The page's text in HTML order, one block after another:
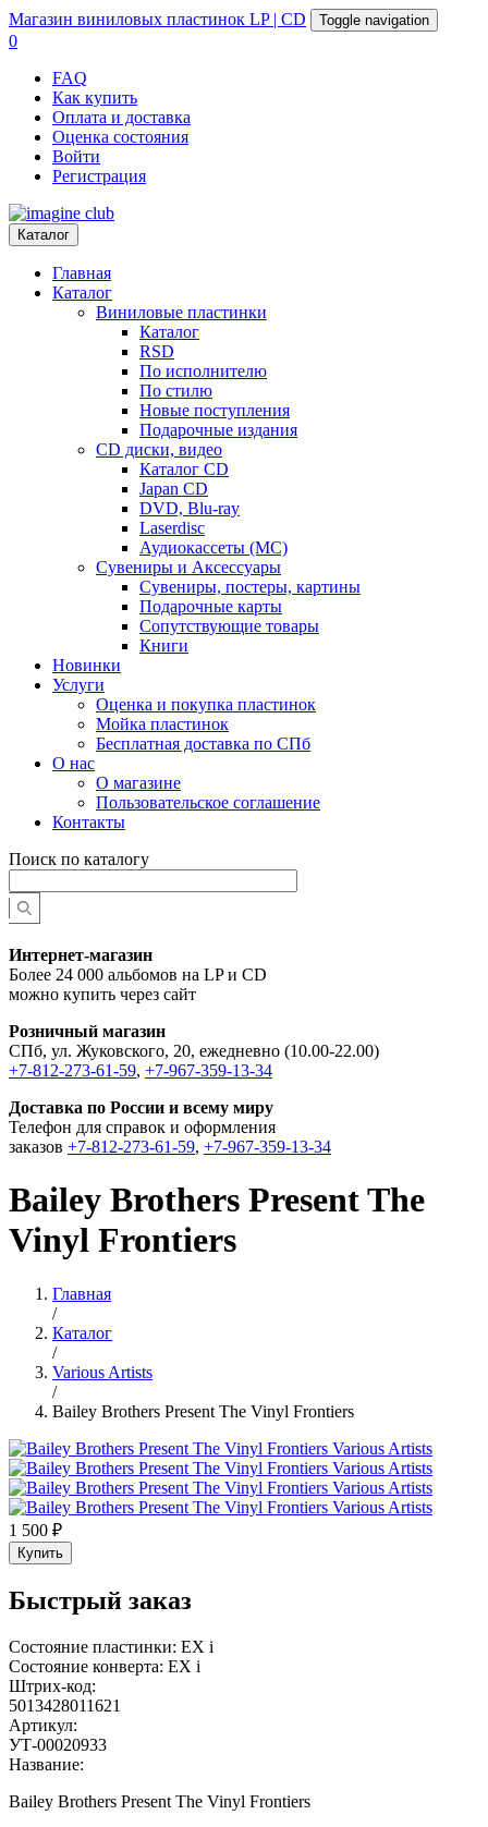
Магазин виниловых пластинок LP | CD Toggle navigation
0
FAQ
Как купить
Оплата и доставка
Оценка состояния
Войти
Регистрация
Каталог
Главная
Каталог
Виниловые пластинки
Каталог
RSD
По исполнителю
По стилю
Новые поступления
Подарочные издания
CD диски, видео
Каталог CD
Japan CD
DVD, Blu-ray
Laserdisc
Аудиокассеты (MC)
Сувениры и Аксессуары
Сувениры, постеры, картины
Подарочные карты
Сопутствующие товары
Книги
Новинки
Услуги
Оценка и покупка пластинок
Мойка пластинок
Бесплатная доставка по СПб
О нас
О магазине
Пользовательское соглашение
Контакты
Поиск по каталогу
Интернет-магазин
Более 24 000 альбомов на LP и CD
можно купить через сайт
Розничный магазин
СПб, ул. Жуковского, 20, ежедневно (10.00-22.00)
+7-812-273-61-59, +7-967-359-13-34
Доставка по России и всему миру
Телефон для справок и оформления
заказов +7-812-273-61-59, +7-967-359-13-34
Bailey Brothers Present The
Vinyl Frontiers
Главная
/
Каталог
/
Various Artists
/
Bailey Brothers Present The Vinyl Frontiers
1 500 ₽
Купить
Быстрый заказ
Состояние пластинки: EX i
Состояние конверта: EX i
Штрих-код:
5013428011621
Артикул:
УТ-00020933
Название:
Bailey Brothers Present The Vinyl Frontiers